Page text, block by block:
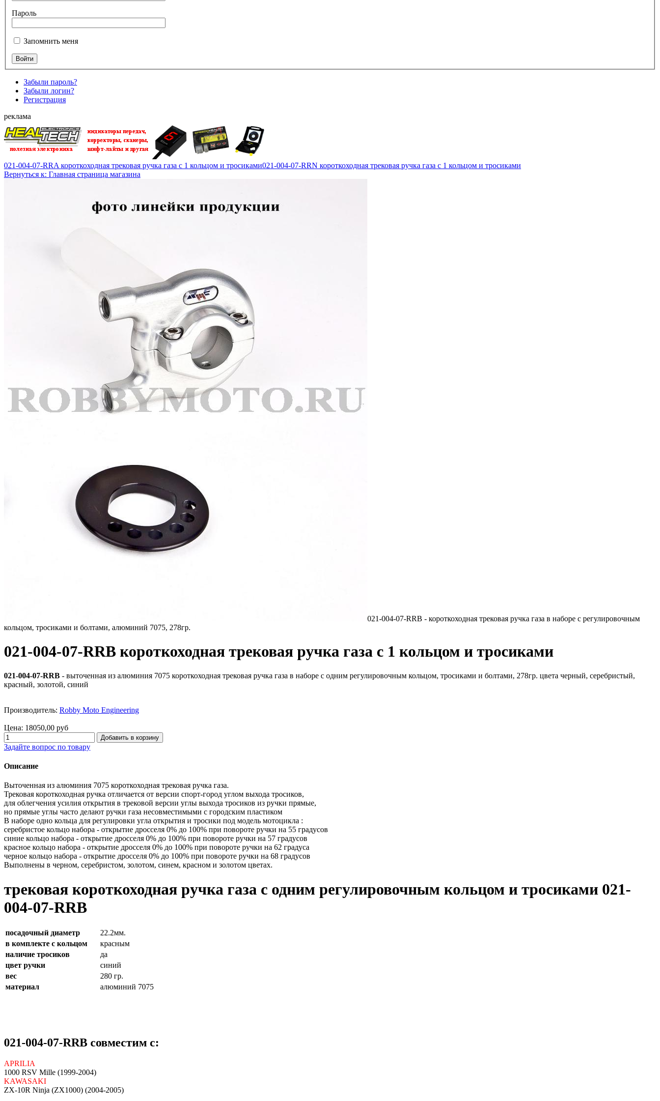
Пароль
Запомнить меня
Забыли пароль?
Забыли логин?
Регистрация
реклама
021-004-07-RRA короткоходная трековая ручка газа с 1 кольцом и тросиками021-004-07-RRN короткоходная трековая ручка газа с 1 кольцом и тросиками
Вернуться к: Главная страница магазина
021-004-07-RRB - короткоходная трековая ручка газа в наборе с регулировочным
кольцом, тросиками и болтами, алюминий 7075, 278гр.
021-004-07-RRB короткоходная трековая ручка газа с 1 кольцом и тросиками
021-004-07-RRB - выточенная из алюминия 7075 короткоходная трековая ручка газа в наборе с одним регулировочным кольцом, тросиками и болтами, 278гр. цвета черный, серебристый,
красный, золотой, синий
Производитель: Robby Moto Engineering
Цена: 18050,00 руб
Задайте вопрос по товару
Описание
Выточенная из алюминия 7075 короткоходная трековая ручка газа.
Трековая короткоходная ручка отличается от версии спорт-город углом выхода тросиков,
для облегчения усилия открытия в трековой версии углы выхода тросиков из ручки прямые,
но прямые углы часто делают ручки газа несовместимыми с городским пластиком
В наборе одно кольца для регулировки угла открытия и тросики под модель мотоцикла :
серебристое кольцо набора - открытие дросселя 0% до 100% при повороте ручки на 55 градусов
синие кольцо набора - открытие дросселя 0% до 100% при повороте ручки на 57 градусов
красное кольцо набора - открытие дросселя 0% до 100% при повороте ручки на 62 градуса
черное кольцо набора - открытие дросселя 0% до 100% при повороте ручки на 68 градусов
Выполнены в черном, серебристом, золотом, синем, красном и золотом цветах.
трековая короткоходная ручка газа с одним регулировочным кольцом и тросиками 021-
004-07-RRB
посадочный диаметр
22.2мм.
в комплекте с кольцом
красным
наличие тросиков
да
цвет ручки
синий
вес
280 гр.
материал
алюминий 7075
021-004-07-RRB совместим с:
APRILIA
1000 RSV Mille (1999-2004)
KAWASAKI
ZX-10R Ninja (ZX1000) (2004-2005)